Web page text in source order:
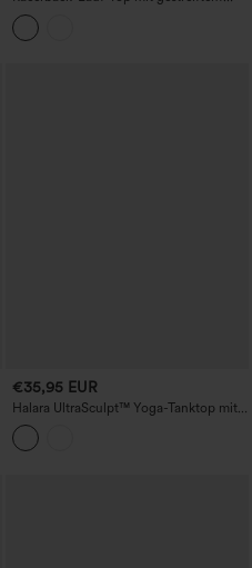
Design, abgerundetem Saum und
schnelltrocknendem Material
€35,95 EUR
Halara UltraSculpt™ Yoga-Tanktop mit
Push-up, vorgeformten Cups und
leichter Stütze